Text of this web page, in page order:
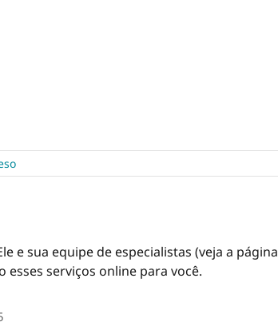
e sua equipe de especialistas (veja a página
serviços online para você.